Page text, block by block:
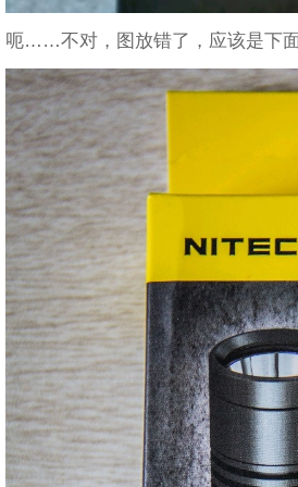
呃……不对，图放错了，应该是下